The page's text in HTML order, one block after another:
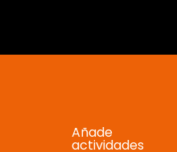
Añade
actividades